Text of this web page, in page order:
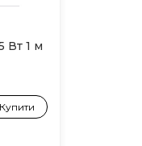
Вт 1 м
Купити